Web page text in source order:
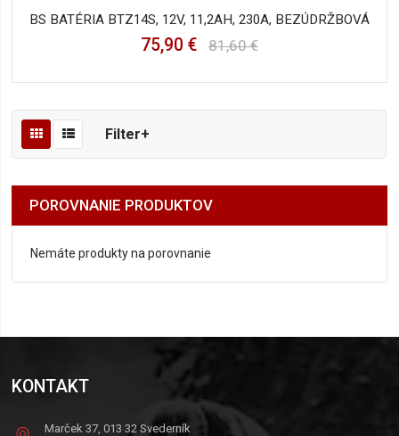
BS BATÉRIA BTZ14S, 12V, 11,2AH, 230A, BEZÚDRŽBOVÁ
75,90 € 81,60 €
Filter+
POROVNANIE PRODUKTOV
Nemáte produkty na porovnanie
KONTAKT
Marček 37, 013 32 Svederník